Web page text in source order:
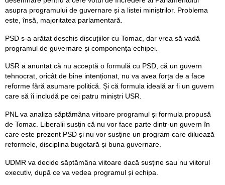
asupra programului de guvernare și a listei miniștrilor. Problema
este, însă, majoritatea parlamentară.
PSD s-a arătat deschis discuțiilor cu Tomac, dar vrea să vadă
programul de guvernare și componența echipei.
USR a anunțat că nu acceptă o formulă cu PSD, că un guvern
tehnocrat, oricât de bine intenționat, nu va avea forța de a face
reforme fără asumare politică. Și că formula ideală ar fi un guvern
care să îi includă pe cei patru miniștri USR.
PNL va analiza săptămâna viitoare programul și formula propusă
de Tomac. Liberalii susțin că nu vor face parte dintr-un guvern în
care este prezent PSD și nu vor susține un program care diluează
reformele, disciplina bugetară și buna guvernare.
UDMR va decide săptămâna viitoare dacă susține sau nu viitorul
executiv, după ce va vedea programul și echipa.